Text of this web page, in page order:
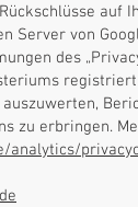
auf
Server von
des
zu erbringen.